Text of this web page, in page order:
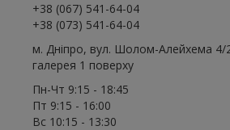
+38 (067) 541-64-04
+38 (073) 541-64-04
м. Дніпро, вул. Шолом-Алейхема
галерея 1 поверху
Пн-Чт 9:15 - 18:45
Пт 9:15 - 16:00
Вс 10:15 - 13:30